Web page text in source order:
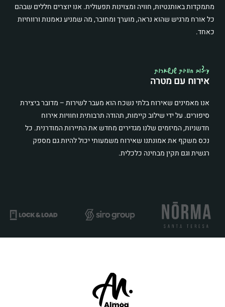
מתמקדות באותנטיות, חוויה ומצוינות תפעולית. אנו יוצרים חללים שבהם
כל אורח מרגיש שהוא נראה, מוערך ומחובר, מה שמניע נאמנות ורווחיות
כאחד.
עיצוב חוויות שנשארות
אירוח עם מטרה
אנו מאמינים שאירוח בלתי נשכח הוא מעבר לשירות – מדובר ביצירת
סיפורים. על ידי שילוב קיימות, תהודה תרבותית וחוויות אירוח
חדשניות, המיזמים שלנו מגדירים מחדש את התיירות המודרנית. כל
נכס משקף את אמונתנו שאירוח משמעותי יכול להיות גם מספק
רגשית וגם תקין מבחינה כלכלית.